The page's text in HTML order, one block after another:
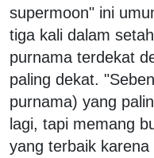
supermoon" ini
tiga kali dalam
purnama terdekat
paling dekat.
purnama) yang
lagi, tapi memang
yang terbaik